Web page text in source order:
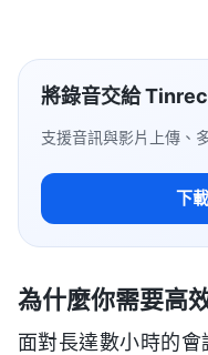
將錄音交給
支援音訊與影片上傳、
下
為什麼你需要高
面對長達數小時的